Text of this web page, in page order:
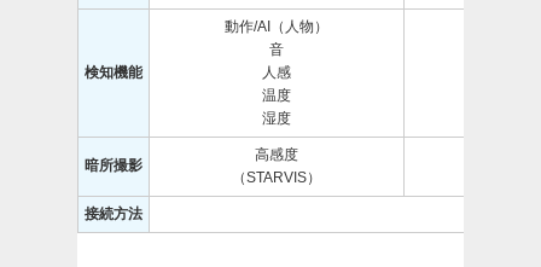
検知機能
動作/AI（人物）
音
人感
温度
湿度
暗所撮影
高感度
（STARVIS）
接続方法